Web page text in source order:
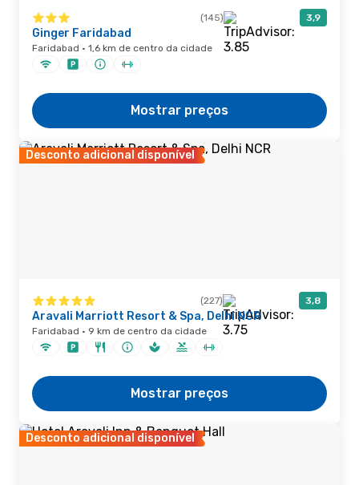
(145) 3,9
Ginger Faridabad
Faridabad · 1,6 km de centro da cidade
Mostrar preços
Desconto adicional disponível
(227) 3,8
Aravali Marriott Resort & Spa, Delhi NCR
Faridabad · 9 km de centro da cidade
Mostrar preços
Desconto adicional disponível